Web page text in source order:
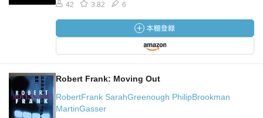
42 3.82 6
Robert Frank: Moving Out
RobertFrank SarahGreenough PhilipBrookman
MartinGasser